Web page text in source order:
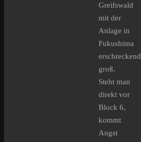
Greifswald
mit der
Anlage in
Fukushima
erschreckend
groß.
Steht man
direkt vor
Block 6,
kommt
Angst